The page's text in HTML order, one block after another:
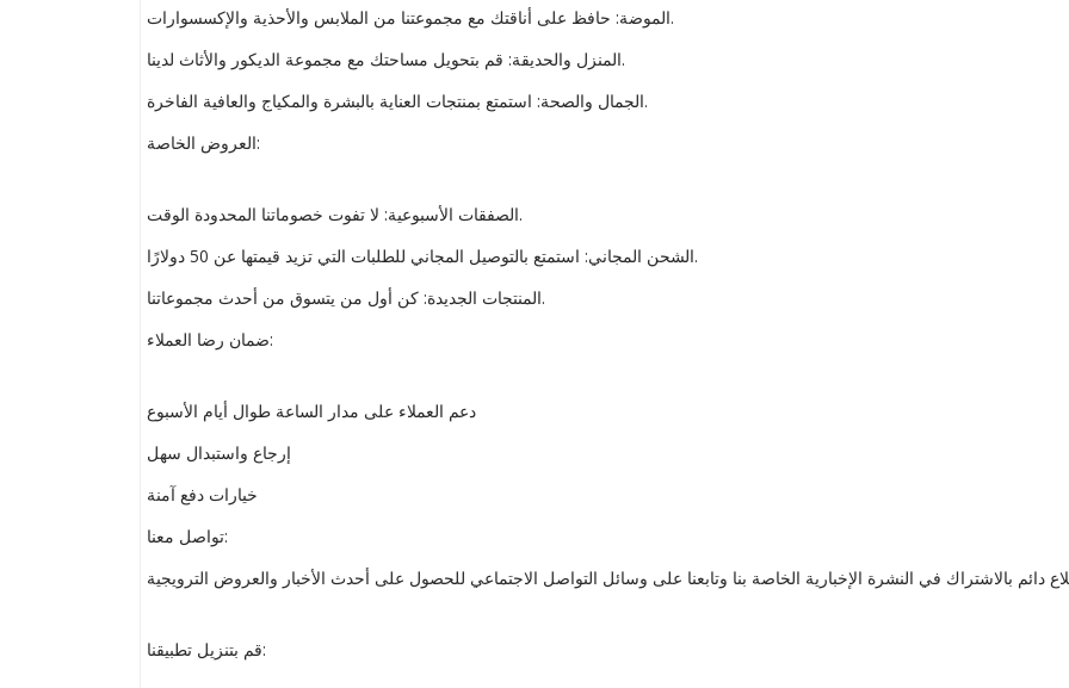
الموضة: حافظ على أناقتك مع مجموعتنا من الملابس والأحذية والإكسسوارات.
المنزل والحديقة: قم بتحويل مساحتك مع مجموعة الديكور والأثاث لدينا.
الجمال والصحة: ​​استمتع بمنتجات العناية بالبشرة والمكياج والعافية الفاخرة.
العروض الخاصة:
الصفقات الأسبوعية: لا تفوت خصوماتنا المحدودة الوقت.
الشحن المجاني: استمتع بالتوصيل المجاني للطلبات التي تزيد قيمتها عن 50 دولارًا.
المنتجات الجديدة: كن أول من يتسوق من أحدث مجموعاتنا.
ضمان رضا العملاء:
دعم العملاء على مدار الساعة طوال أيام الأسبوع
إرجاع واستبدال سهل
خيارات دفع آمنة
تواصل معنا:
قم بتنزيل تطبيقنا: